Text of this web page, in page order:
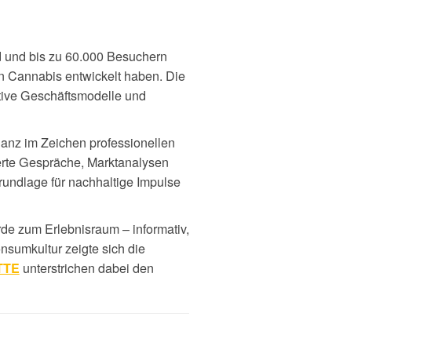
bis zu 60.000 Besuchern
Cannabis entwickelt haben. Die
Geschäftsmodelle und
im Zeichen professionellen
Gespräche, Marktanalysen
für nachhaltige Impulse
zum Erlebnisraum – informativ,
zeigte sich die
unterstrichen dabei den